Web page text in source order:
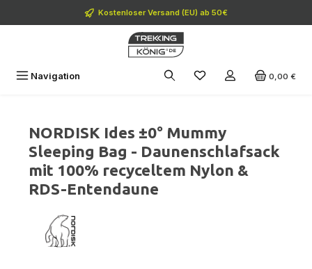
Zum Hauptinhalt springenKostenloser Versand (EU) ab 50€
Navigation 0,00 €
NORDISK Ides ±0° Mummy
Sleeping Bag - Daunenschlafsack
mit 100% recyceltem Nylon &
RDS-Entendaune